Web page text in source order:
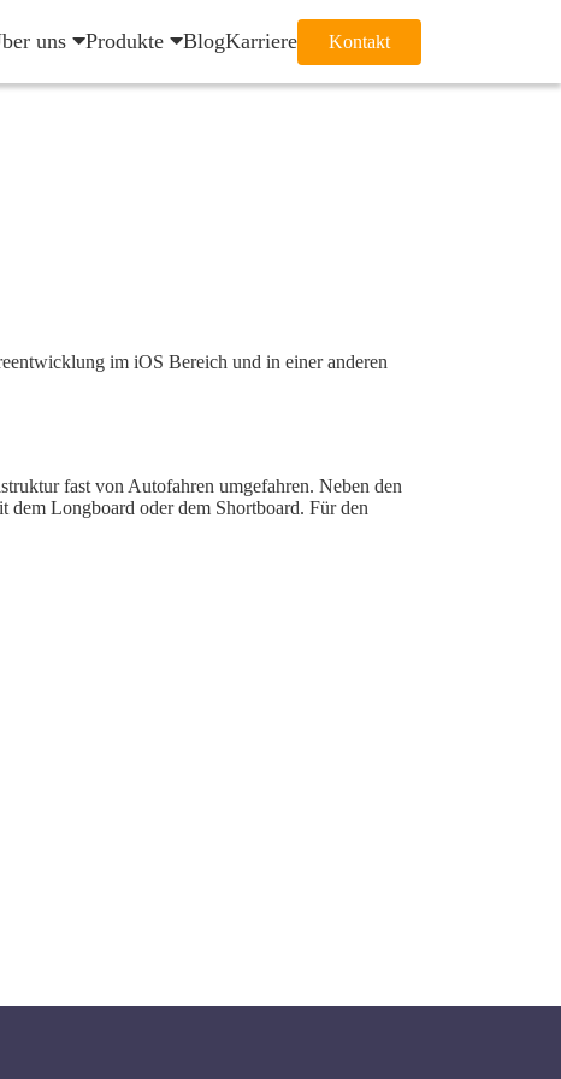
uns Produkte BlogKarriere Kontakt
im iOS Bereich und in einer anderen
fast von Autofahren umgefahren. Neben den
dem Longboard oder dem Shortboard. Für den